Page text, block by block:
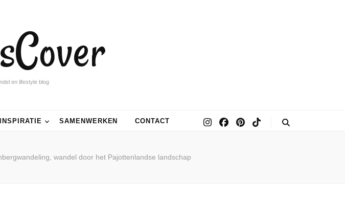
en lifestyle blog
INSPIRATIE SAMENWERKEN CONTACT
wandel door het Pajottenlandse landschap